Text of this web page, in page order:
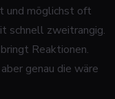
und möglichst oft
schnell zweitrangig.
Reaktionen.
genau die wäre